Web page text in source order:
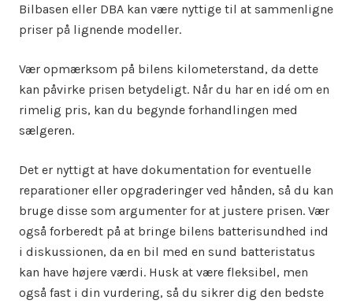
Bilbasen eller DBA kan være nyttige til at sammenligne
priser på lignende modeller.
Vær opmærksom på bilens kilometerstand, da dette
kan påvirke prisen betydeligt. Når du har en idé om en
rimelig pris, kan du begynde forhandlingen med
sælgeren.
Det er nyttigt at have dokumentation for eventuelle
reparationer eller opgraderinger ved hånden, så du kan
bruge disse som argumenter for at justere prisen. Vær
også forberedt på at bringe bilens batterisundhed ind
i diskussionen, da en bil med en sund batteristatus
kan have højere værdi. Husk at være fleksibel, men
også fast i din vurdering, så du sikrer dig den bedste